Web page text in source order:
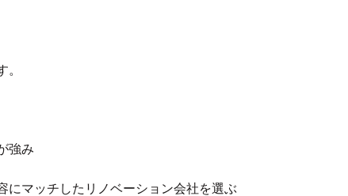
強み
にマッチしたリノベーション会社を選ぶ